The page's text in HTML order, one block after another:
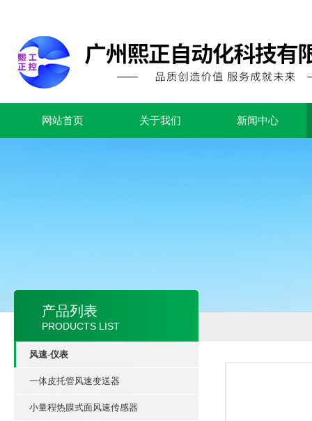
网站首页 关于我们 新闻中心
产品列表
PRODUCTS LIST
风速-仪表
一体皮托管风速变送器
小量程热膜式面风速传感器